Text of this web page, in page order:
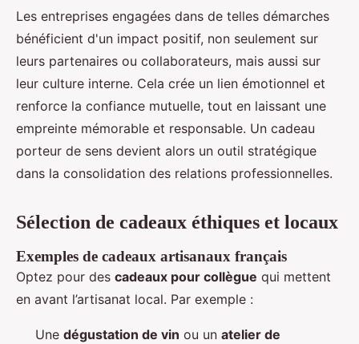
Les entreprises engagées dans de telles démarches
bénéficient d'un impact positif, non seulement sur
leurs partenaires ou collaborateurs, mais aussi sur
leur culture interne. Cela crée un lien émotionnel et
renforce la confiance mutuelle, tout en laissant une
empreinte mémorable et responsable. Un cadeau
porteur de sens devient alors un outil stratégique
dans la consolidation des relations professionnelles.
Sélection de cadeaux éthiques et locaux
Exemples de cadeaux artisanaux français
Optez pour des cadeaux pour collègue qui mettent
en avant l’artisanat local. Par exemple :
Une dégustation de vin ou un atelier de